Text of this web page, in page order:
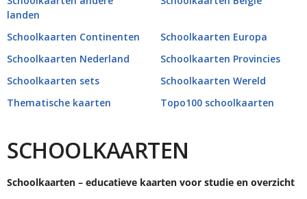
landen
Schoolkaarten Continenten
Schoolkaarten Europa
Schoolkaarten Nederland
Schoolkaarten Provincies
Schoolkaarten sets
Schoolkaarten Wereld
Thematische kaarten
Topo100 schoolkaarten
SCHOOLKAARTEN
Schoolkaarten – educatieve kaarten voor studie en overzicht